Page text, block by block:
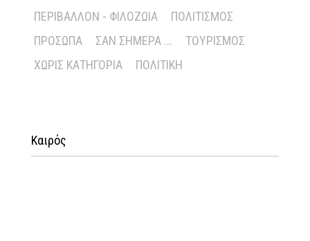
ΠΕΡΙΒΆΛΛΟΝ - ΦΙΛΟΖΩΊΑ
ΠΟΛΙΤΙΣΜΌΣ
ΠΡΌΣΩΠΑ
ΣΑΝ ΣΉΜΕΡΑ ...
ΤΟΥΡΙΣΜΌΣ
ΧΩΡΊΣ ΚΑΤΗΓΟΡΊΑ
ΠΟΛΙΤΙΚΉ
Καιρός